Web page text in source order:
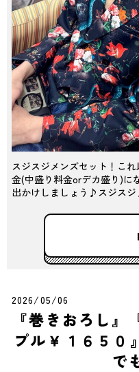
スジスジメンズセット！こ
金(中盛り料金orデカ盛り)に
出かけしましょう♪スジスジ
2026/05/06
『巻きおろし』
プル￥１６５０
で